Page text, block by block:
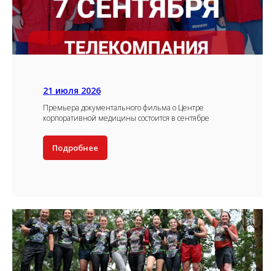
21 июля 2026
Премьера документального фильма о Центре
корпоративной медицины состоится в сентябре
Подробнее